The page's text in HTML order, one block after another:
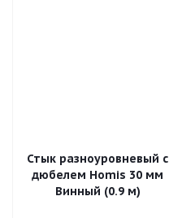
Стык разноуровневый с
дюбелем Homis 30 мм
Винный (0.9 м)